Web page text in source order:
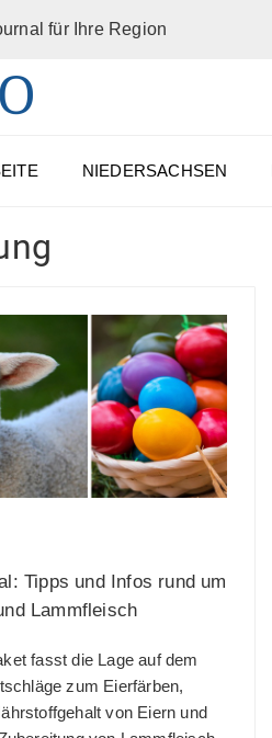
für Ihre Region
NIEDERSACHSEN
Tipps und Infos rund um
Lammfleisch
fasst die Lage auf dem
zum Eierfärben,
von Eiern und